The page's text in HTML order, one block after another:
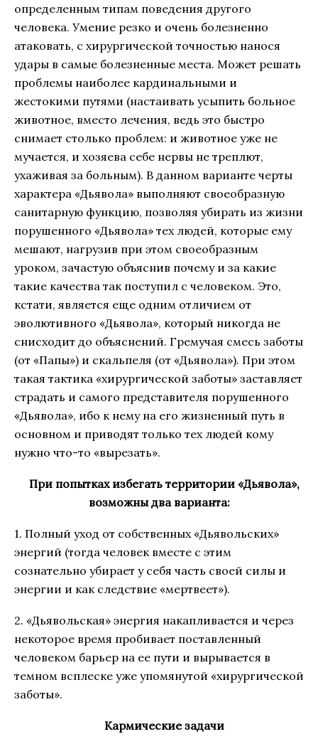
определенным типам поведения другого
человека. Умение резко и очень болезненно
атаковать, с хирургической точностью нанося
удары в самые болезненные места. Может решать
проблемы наиболее кардинальными и
жестокими путями (настаивать усыпить больное
животное, вместо лечения, ведь это быстро
снимает столько проблем: и животное уже не
мучается, и хозяева себе нервы не треплют,
ухаживая за больным). В данном варианте черты
характера «Дьявола» выполняют своеобразную
санитарную функцию, позволяя убирать из жизни
порушенного «Дьявола» тех людей, которые ему
мешают, нагрузив при этом своеобразным
уроком, зачастую объяснив почему и за какие
такие качества так поступил с человеком. Это,
кстати, является еще одним отличием от
эволютивного «Дьявола», который никогда не
снисходит до объяснений. Гремучая смесь заботы
(от «Папы») и скальпеля (от «Дьявола»). При этом
такая тактика «хирургической заботы» заставляет
страдать и самого представителя порушенного
«Дьявола», ибо к нему на его жизненный путь в
основном и приводят только тех людей кому
нужно что-то «вырезать».
При попытках избегать территории «Дьявола»,
возможны два варианта:
1. Полный уход от собственных «Дьявольских»
энергий (тогда человек вместе с этим
сознательно убирает у себя часть своей силы и
энергии и как следствие «мертвеет»).
2. «Дьявольская» энергия накапливается и через
некоторое время пробивает поставленный
человеком барьер на ее пути и вырывается в
темном всплеске уже упомянутой «хирургической
заботы».
Кармические задачи